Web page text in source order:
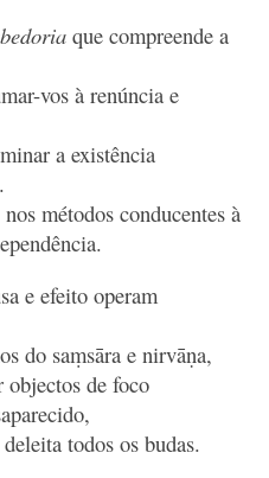
que compreende a
vos à renúncia e
a existência
métodos conducentes à
e efeito operam
do saṃsāra e nirvāṇa,
objectos de foco
todos os budas.